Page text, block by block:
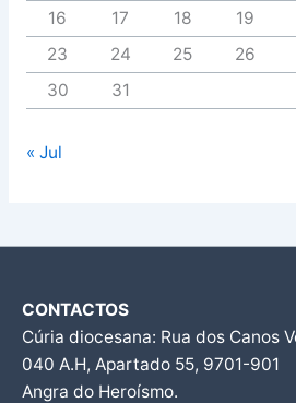
16
17 18 19
23
24 25 26
30
31
« Jul
CONTACTOS
Cúria diocesana: Rua dos Canos
040 A.H, Apartado 55, 9701-901
Angra do Heroísmo.